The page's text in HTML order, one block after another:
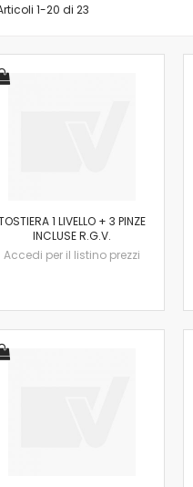
1-20 di 23
1 LIVELLO + 3 PINZE
INCLUSE R.G.V.
Accedi per il listino prezzi